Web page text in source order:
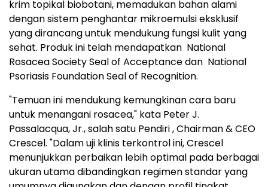
krim topikal biobotani, memadukan bahan alami
dengan sistem penghantar mikroemulsi eksklusif
yang dirancang untuk mendukung fungsi kulit yang
sehat. Produk ini telah mendapatkan National
Rosacea Society Seal of Acceptance dan National
Psoriasis Foundation Seal of Recognition.
"Temuan ini mendukung kemungkinan cara baru
untuk menangani rosacea," kata Peter J.
Passalacqua, Jr., salah satu Pendiri , Chairman & CEO
Crescel. "Dalam uji klinis terkontrol ini, Crescel
menunjukkan perbaikan lebih optimal pada berbagai
ukuran utama dibandingkan regimen standar yang